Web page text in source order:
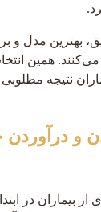
بهترین مدل و
می‌کنند. همین
نتیجه مطلوبی
و درآوردن
بیماران در